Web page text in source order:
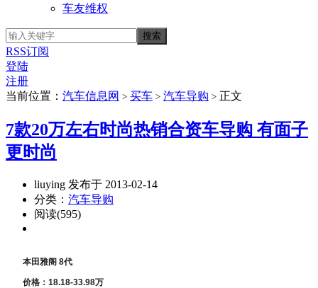
车友维权
RSS订阅
登陆
注册
当前位置： 汽车信息网 > 买车 > 汽车导购 > 正文
7款20万左右时尚热销合资车导购 有面子
更时尚
liuying 发布于 2013-02-14
分类： 汽车导购
阅读(595)
本田雅阁 8代
价格：18.18-33.98万